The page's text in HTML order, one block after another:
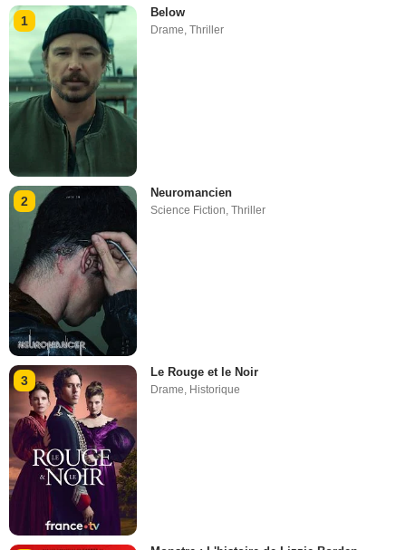
1
Below
Drame,Thriller
2
Neuromancien
Science Fiction ,Thriller
3
Le Rouge et le Noir
Drame, Historique